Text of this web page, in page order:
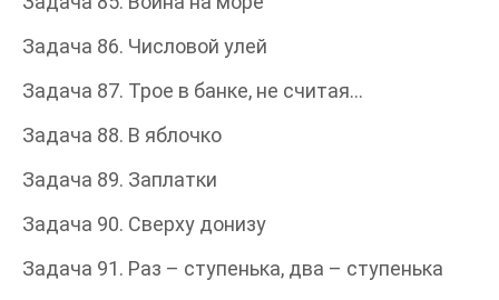
Задача 86. Числовой улей
Задача 87. Трое в банке, не считая…
Задача 88. В яблочко
Задача 89. Заплатки
Задача 90. Сверху донизу
Задача 91. Раз – ступенька, два – ступенька